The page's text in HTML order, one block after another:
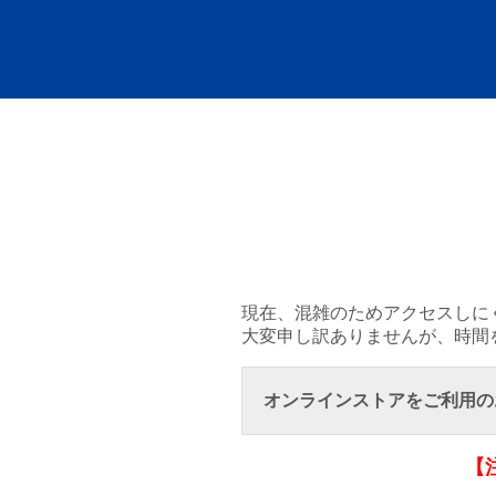
現在、混雑のためアクセスしに
大変申し訳ありませんが、時
オンラインストアをご利用